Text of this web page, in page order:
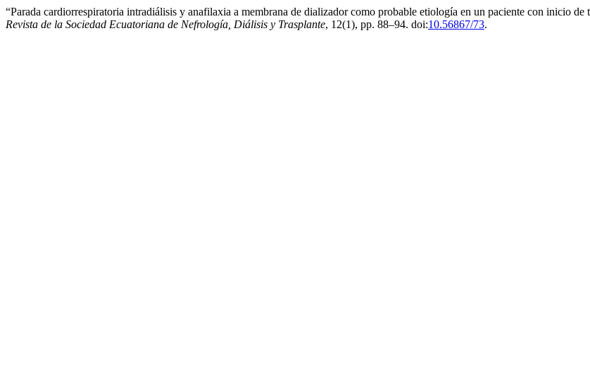
“Parada cardiorrespiratoria intradiálisis y anafilaxia a membrana de dializador como probable etiología en un paciente con inicio
Revista de la Sociedad Ecuatoriana de Nefrología, Diálisis y Trasplante, 12(1), pp. 88–94. doi:10.56867/73.